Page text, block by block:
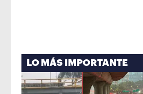
LO MÁS IMPORTANTE